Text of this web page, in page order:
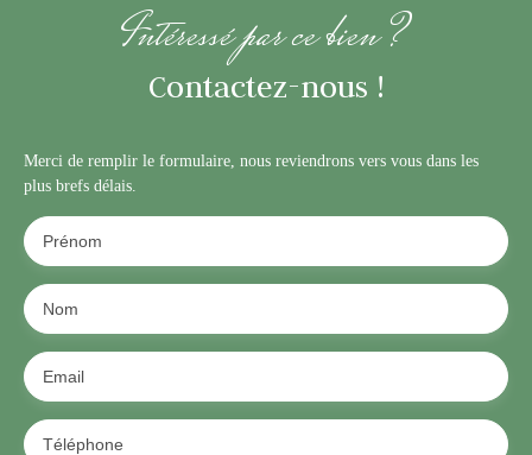
Intéressé par ce bien ?
Contactez-nous !
Merci de remplir le formulaire, nous reviendrons vers vous dans les
plus brefs délais.
Prénom
Nom
Email
Téléphone